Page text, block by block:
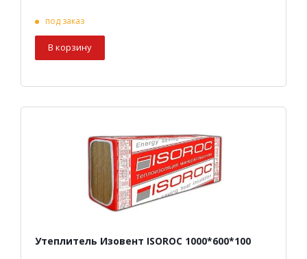
под заказ
В корзину
Утеплитель Изовент ISOROC 1000*600*100